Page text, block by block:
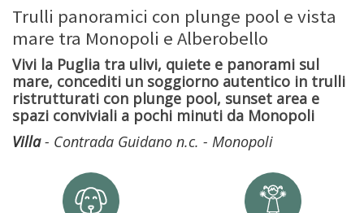
Trulli panoramici con plunge pool e vista
mare tra Monopoli e Alberobello
Vivi la Puglia tra ulivi, quiete e panorami sul
mare, concediti un soggiorno autentico in trulli
ristrutturati con plunge pool, sunset area e
spazi conviviali a pochi minuti da Monopoli
Villa- Contrada Guidano n.c. - Monopoli